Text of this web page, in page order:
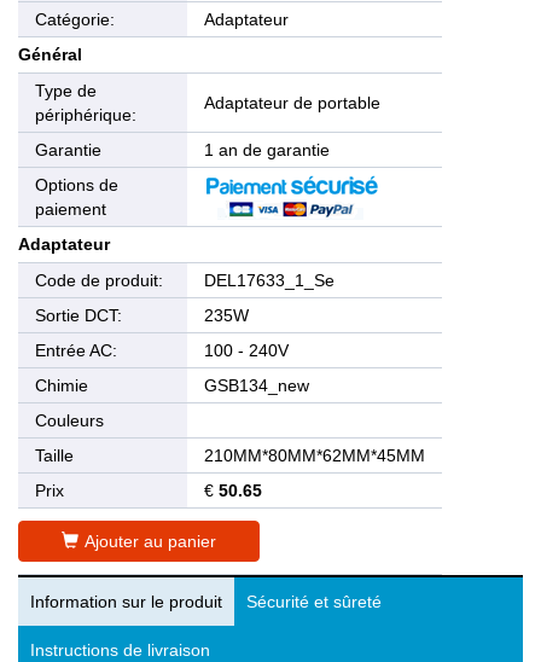
Catégorie:
Adaptateur
Général
Type de
périphérique:
Adaptateur de portable
Garantie
1 an de garantie
Options de
paiement
Adaptateur
Code de produit:
DEL17633_1_Se
Sortie DCT:
235W
Entrée AC:
100 - 240V
Chimie
GSB134_new
Couleurs
Taille
210MM*80MM*62MM*45MM
Prix
€ 50.65
Ajouter au panier
Information sur le produit Sécurité et sûreté
Instructions de livraison